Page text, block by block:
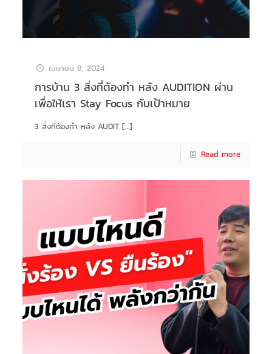
เมษายน 8, 2024
การบ้าน 3 สิ่งที่ต้องทำ หลัง AUDITION ผ่าน
เพื่อให้เรา Stay Focus กับเป้าหมาย
3 สิ่งที่ต้องทำ หลัง AUDIT[…]
Read more